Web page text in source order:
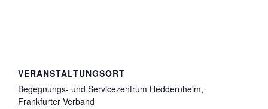
VERANSTALTUNGSORT
Begegnungs- und Servicezentrum Heddernheim,
Frankfurter Verband